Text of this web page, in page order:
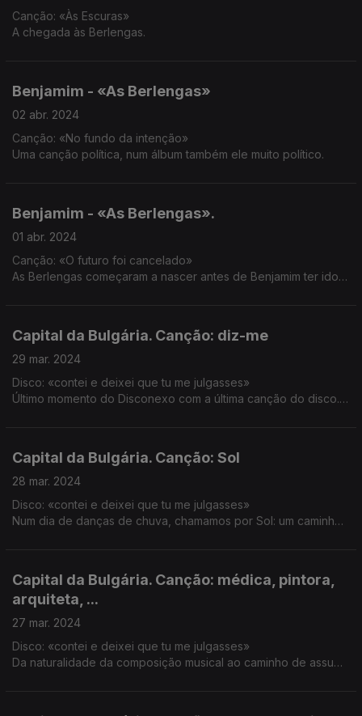
Canção: «Às Escuras»
A chegada às Berlengas.
Benjamim - «As Berlengas»
02 abr. 2024
Canção: «No fundo da intenção»
Uma canção política, num álbum também ele muito político.
Benjamim - «As Berlengas».
01 abr. 2024
Canção: «O futuro foi cancelado»
As Berlengas começaram a nascer antes de Benjamim ter ido
Capital da Bulgária. Canção: diz-me
29 mar. 2024
Disco: «contei e deixei que tu me julgasses»
Último momento do Disconexo com a última canção do disco.
Capital da Bulgária. Canção: Sol
28 mar. 2024
Disco: «contei e deixei que tu me julgasses»
Num dia de danças de chuva, chamamos por Sol: um caminho
Capital da Bulgária. Canção: médica, pintora,
arquiteta, ...
27 mar. 2024
Disco: «contei e deixei que tu me julgasses»
Da naturalidade da composição musical ao caminho de assumir